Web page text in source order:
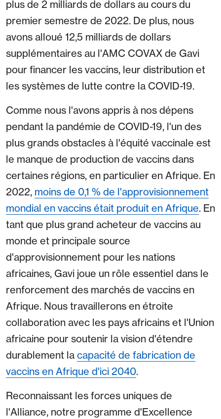
plus de 2 milliards de dollars au cours du
premier semestre de 2022. De plus, nous
avons alloué 12,5 milliards de dollars
supplémentaires au l'AMC COVAX de Gavi
pour financer les vaccins, leur distribution et
les systèmes de lutte contre la COVID-19.
Comme nous l'avons appris à nos dépens
pendant la pandémie de COVID-19, l'un des
plus grands obstacles à l'équité vaccinale est
le manque de production de vaccins dans
certaines régions, en particulier en Afrique. En
2022, moins de 0,1 % de l'approvisionnement
mondial en vaccins était produit en Afrique. En
tant que plus grand acheteur de vaccins au
monde et principale source
d'approvisionnement pour les nations
africaines, Gavi joue un rôle essentiel dans le
renforcement des marchés de vaccins en
Afrique. Nous travaillerons en étroite
collaboration avec les pays africains et l'Union
africaine pour soutenir la vision d'étendre
durablement la capacité de fabrication de
vaccins en Afrique d'ici 2040.
Reconnaissant les forces uniques de
l'Alliance, notre programme d'Excellence